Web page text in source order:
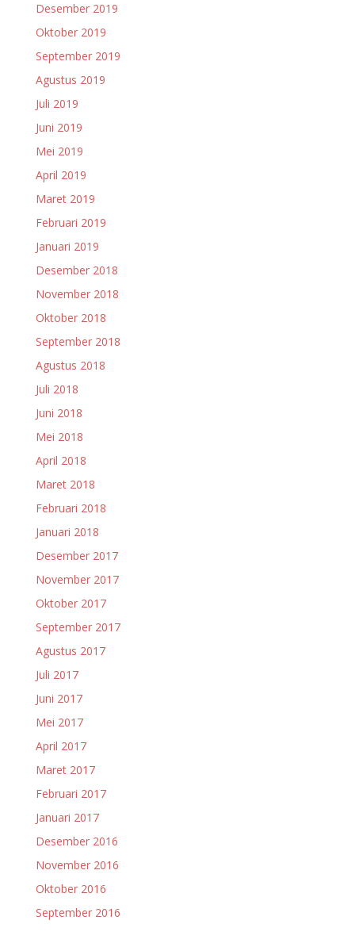
Desember 2019
Oktober 2019
September 2019
Agustus 2019
Juli 2019
Juni 2019
Mei 2019
April 2019
Maret 2019
Februari 2019
Januari 2019
Desember 2018
November 2018
Oktober 2018
September 2018
Agustus 2018
Juli 2018
Juni 2018
Mei 2018
April 2018
Maret 2018
Februari 2018
Januari 2018
Desember 2017
November 2017
Oktober 2017
September 2017
Agustus 2017
Juli 2017
Juni 2017
Mei 2017
April 2017
Maret 2017
Februari 2017
Januari 2017
Desember 2016
November 2016
Oktober 2016
September 2016